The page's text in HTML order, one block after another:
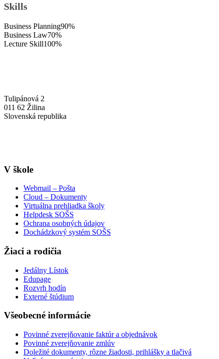
Skills
Business Planning90%
Business Law70%
Lecture Skill100%
Tulipánová 2
011 62 Žilina
Slovenská republika
V škole
Webmail – Pošta
Cloud – Dokumenty
Virtuálna prehliadka školy
Helpdesk SOŠS
Ochrana osobných údajov
Dochádzkový systém SOŠS
Žiaci a rodičia
Jedálny Lístok
Edupage
Rozvrh hodín
Externé štúdium
Všeobecné informácie
Povinné zverejňovanie faktúr a objednávok
Povinné zverejňovanie zmlúv
Doležité dokumenty, rôzne žiadosti, prihlášky a tlačivá